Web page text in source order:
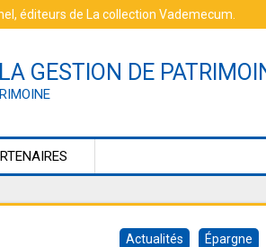
, éditeurs de La collection Vademecum
GESTION DE
Actualités Épargne